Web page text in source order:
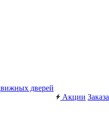
дверей
Акции